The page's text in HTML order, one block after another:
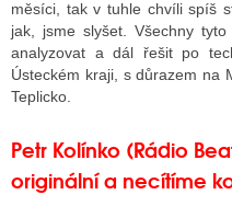
měsíci, tak v tuhle chvíli spíš
jak, jsme slyšet. Všechny
analyzovat a dál řešit po
Ústeckém kraji, s důrazem na
Teplicko.
Petr Kolínko (Rádio
originální a necítíme